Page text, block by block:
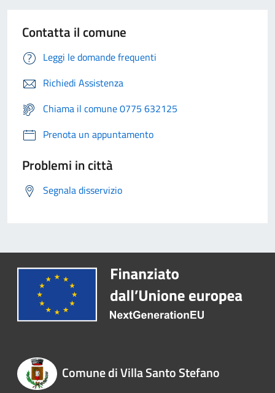
Contatta il comune
Leggi le domande frequenti
Richiedi Assistenza
Chiama il comune 0775 632125
Prenota un appuntamento
Problemi in città
Segnala disservizio
Comune di Villa Santo Stefano